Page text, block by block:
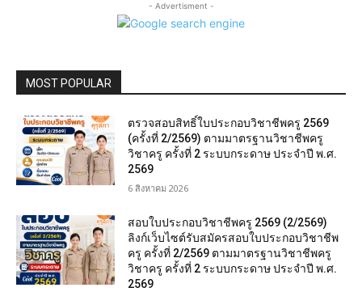
- Advertisment -
MOST POPULAR
ตรวจสอบสิทธิ์ใบประกอบวิชาชีพครู 2569
(ครั้งที่ 2/2569) ตามมาตรฐานวิชาชีพครู
วิชาครู ครั้งที่ 2 ระบบกระดาษ ประจำปี พ.ศ.
2569
6 สิงหาคม 2026
สอบใบประกอบวิชาชีพครู 2569 (2/2569)
ลิงก์เว็บไซต์รับสมัครสอบใบประกอบวิชาชีพ
ครู ครั้งที่ 2/2569 ตามมาตรฐานวิชาชีพครู
วิชาครู ครั้งที่ 2 ระบบกระดาษ ประจำปี พ.ศ.
2569